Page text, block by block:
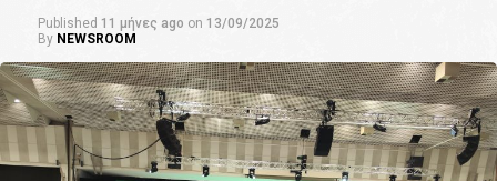
Published 11 μήνες ago on 13/09/2025
By NEWSROOM